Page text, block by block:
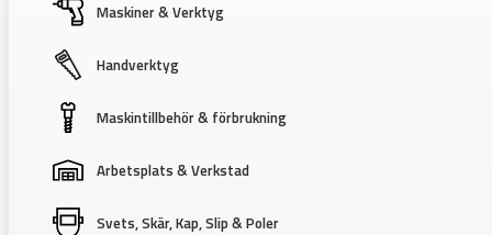
Maskiner & Verktyg
Handverktyg
Maskintillbehör & förbrukning
Arbetsplats & Verkstad
Svets, Skär, Kap, Slip & Poler